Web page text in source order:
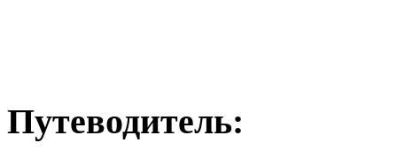
Путеводитель: